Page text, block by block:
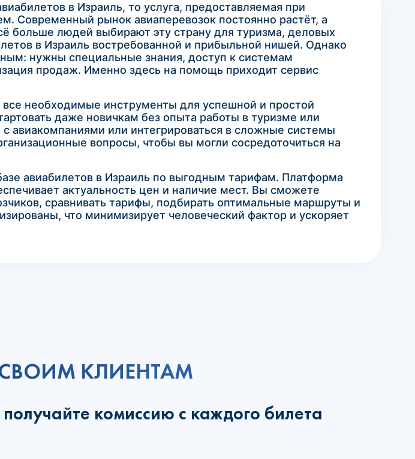
в Израиль, то услуга, предоставляемая при
Современный рынок авиаперевозок постоянно растёт, а
больше людей выбирают эту страну для туризма, деловых
в Израиль востребованной и прибыльной нишей. Однако
нужны специальные знания, доступ к системам
продаж. Именно здесь на помощь приходит сервис
необходимые инструменты для успешной и простой
даже новичкам без опыта работы в туризме или
авиакомпаниями или интегрироваться в сложные системы
вопросы, чтобы вы могли сосредоточиться на
авиабилетов в Израиль по выгодным тарифам. Платформа
актуальность цен и наличие мест. Вы сможете
сравнивать тарифы, подбирать оптимальные маршруты и
что минимизирует человеческий фактор и ускоряет
СВОИМ КЛИЕНТАМ
комиссию с каждого билета